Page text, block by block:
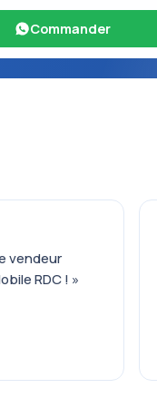
Commander
vendeur
RDC ! »